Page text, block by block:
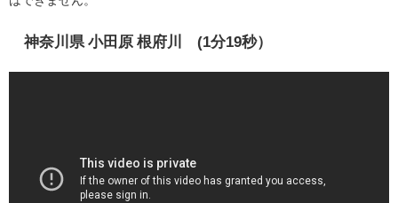
神奈川県 小田原 根府川 (1分19秒）